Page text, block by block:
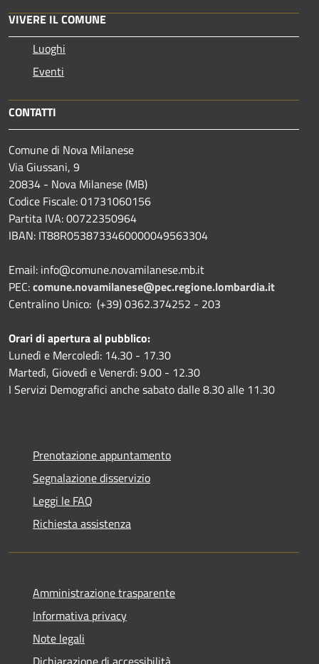
VIVERE IL COMUNE
Luoghi
Eventi
CONTATTI
Comune di Nova Milanese
Via Giussani, 9
20834 - Nova Milanese (MB)
Codice Fiscale: 01731060156
Partita IVA: 00722350964
IBAN: IT88R0538733460000049563304
Email: info@comune.novamilanese.mb.it
PEC:comune.novamilanese@pec.regione.lombardia.it
Centralino Unico: (+39) 0362.374252 - 203
Orari di apertura al pubblico:
Lunedì e Mercoledì: 14.30 - 17.30
Martedì, Giovedì e Venerdì: 9.00 - 12.30
I Servizi Demografici anche sabato dalle 8.30 alle 11.30
Prenotazione appuntamento
Segnalazione disservizio
Leggi le FAQ
Richiesta assistenza
Amministrazione trasparente
Informativa privacy
Note legali